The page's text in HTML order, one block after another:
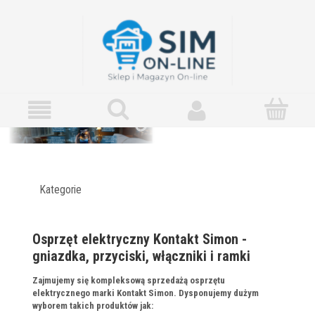
Kategorie
Osprzęt elektryczny Kontakt Simon -
gniazdka, przyciski, włączniki i ramki
Zajmujemy się kompleksową sprzedażą osprzętu
elektrycznego marki Kontakt Simon. Dysponujemy dużym
wyborem takich produktów jak: